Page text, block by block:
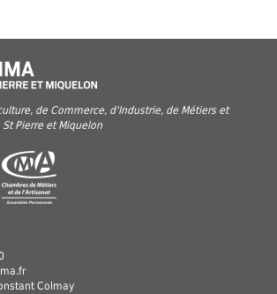
de Commerce, d'Industrie, de Métiers et
Pierre et Miquelon
Colmay